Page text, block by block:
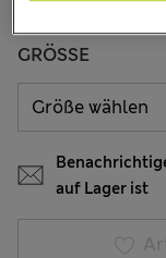
GRÖSSE
auf Lager ist